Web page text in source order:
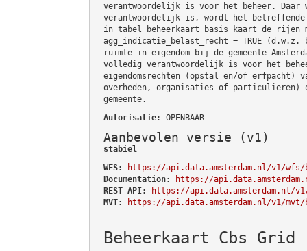
verantwoordelijk is voor het beheer. Daar
verantwoordelijk is, wordt het
in tabel beheerkaart_basis_kaart de rijen
agg_indicatie_belast_recht = TRUE
ruimte in eigendom bij de gemeente
volledig verantwoordelijk is voor het
eigendomsrechten (opstal en/of erfpacht)
overheden, organisaties of particulieren)
gemeente.
Autorisatie: OPENBAAR
Aanbevolen versie (v1)
stabiel
WFS:
https://api.data.amsterdam.nl/v1/wfs/
Documentation:
https://
REST API:
https://api.data.amsterdam.nl/
MVT:
https://api.data.amsterdam.nl/v1/mvt/
Beheerkaart Cbs Grid